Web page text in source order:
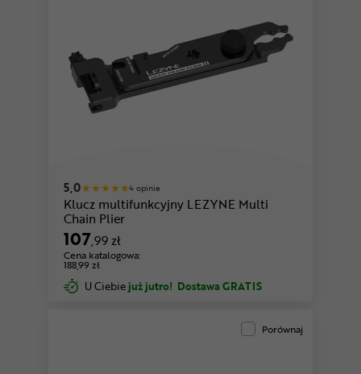
5,0 4 opinie
Klucz multifunkcyjny LEZYNE Multi
Chain Plier
107,99 zł
Cena katalogowa:
188,99 zł
U Ciebie już jutro! Dostawa GRATIS
Porównaj